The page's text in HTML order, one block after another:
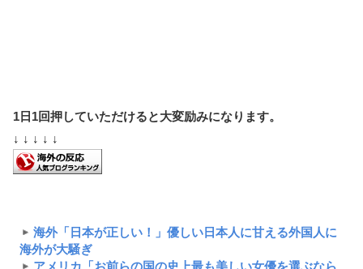
1日1回押していただけると大変励みになります。
↓ ↓ ↓ ↓ ↓
海外「日本が正しい！」優しい日本人に甘える外国人に
海外が大騒ぎ
アメリカ「お前らの国の史上最も美しい女優を選ぶなら